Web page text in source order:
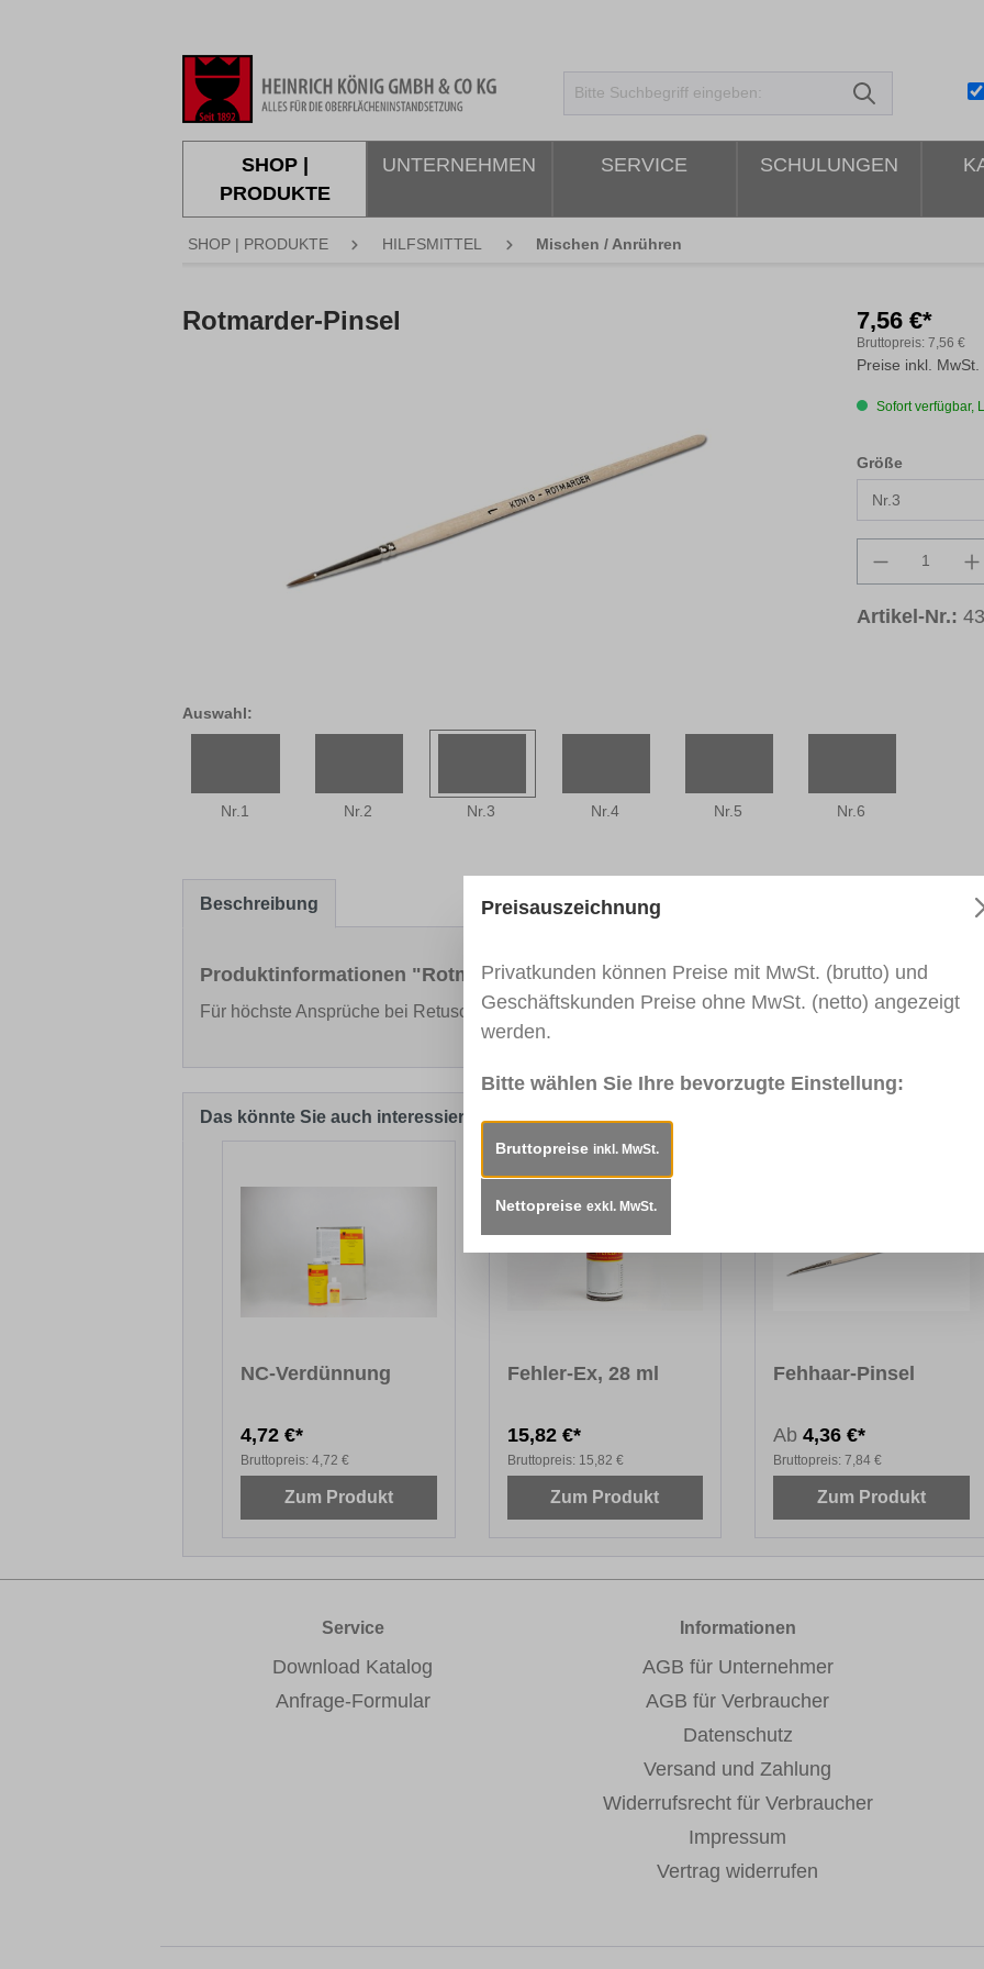
SHOP |
PRODUKTE
UNTERNEHMEN SERVICE SCHULUNGEN
SHOP | PRODUKTE HILFSMITTEL Mischen / Anrühren
Rotmarder-Pinsel
Auswahl:
Nr.1 Nr.2 Nr.3 Nr.4 Nr.5 Nr.6
7,56 €*
Bruttopreis: 7,56 €
Preise inkl.
Sofort verfügbar,
Größeauswählen
Produkt
Artikel-Nr.:
Beschreibung
Produktinformationen "Rotmarder-Pinsel"
Für höchste Ansprüche bei Retuschierarbeiten mit Color-Tinktur, Fehler-Ex und Holz-Retusche.
Das könnte Sie auch interessieren
NC-Verdünnung
4,72 €*
Bruttopreis: 4,72 €
Zum Produkt
Fehler-Ex, 28 ml
15,82 €*
Bruttopreis: 15,82 €
Zum Produkt
Fehhaar-Pinsel
Ab 4,36 €*
Bruttopreis: 7,84 €
Zum Produkt
Service
Download Katalog
Anfrage-Formular
Informationen
AGB für Unternehmer
AGB für Verbraucher
Datenschutz
Versand und Zahlung
Widerrufsrecht für Verbraucher
Impressum
Vertrag widerrufen
Preisauszeichnung
Privatkunden können Preise mit MwSt. (brutto) und
Geschäftskunden Preise ohne MwSt. (netto) angezeigt
werden.
Bitte wählen Sie Ihre bevorzugte Einstellung:
Bruttopreise inkl. MwSt.
Nettopreise exkl. MwSt.